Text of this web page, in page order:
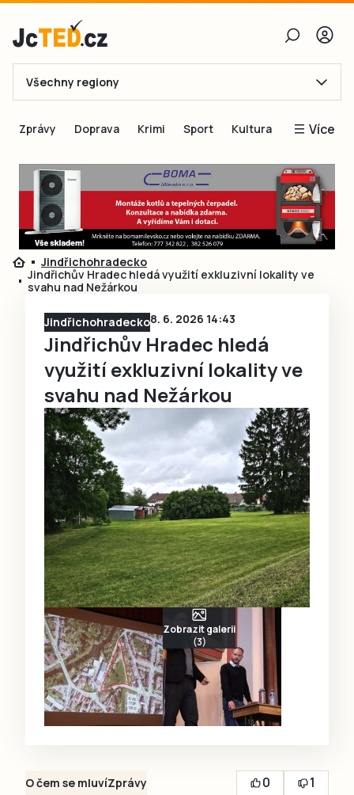
E-mail
Obnovit heslo
Přihlásit se
Přihlásit se přes Facebook
Všechny regiony
Zprávy Doprava Krimi Sport Kultura Více
Blogy
Inspirace
Čtenáři píší
Speciální přílohy
Jindřichohradecko
Jindřichův Hradec hledá využití exkluzivní lokality ve
svahu nad Nežárkou
Jindřichohradecko8. 6. 2026 14:43
Jindřichův Hradec hledá
využití exkluzivní lokality ve
svahu nad Nežárkou
Zobrazit galerii
(3)
O čem se mluvíZprávy 0
1